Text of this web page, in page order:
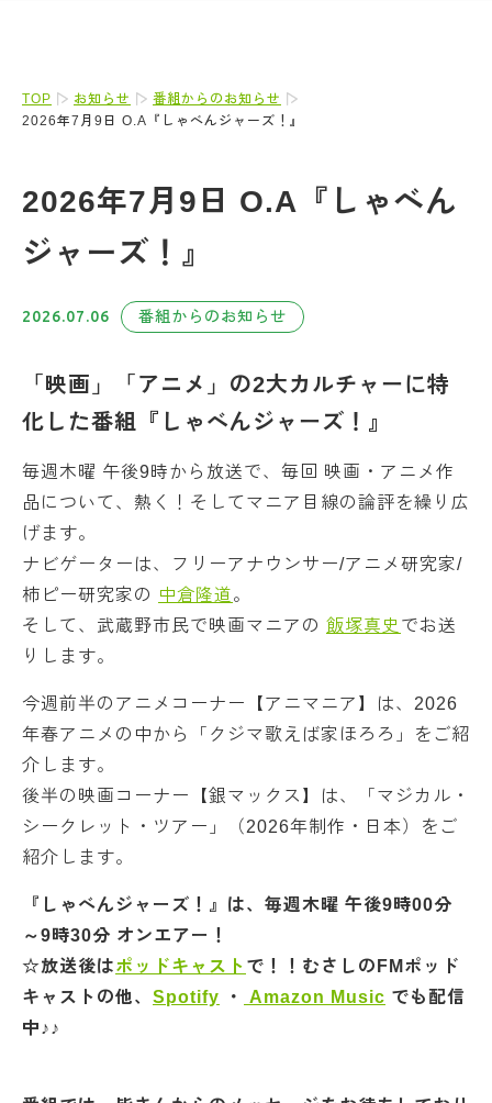
TOP お知らせ
番組からのお知らせ
2026年7月9日 O.A『しゃべんジャーズ！』
2026年7月9日 O.A『しゃべん
ジャーズ！』
2026.07.06 番組からのお知らせ
「映画」「アニメ」の2大カルチャーに特
化した番組『しゃべんジャーズ！』
毎週木曜 午後9時から放送で、毎回 映画・アニメ作
品について、熱く！そしてマニア目線の論評を繰り広
げます。
ナビゲーターは、フリーアナウンサー/アニメ研究家/
柿ピー研究家の 中倉隆道。
そして、武蔵野市民で映画マニアの 飯塚真史 でお送
りします。
今週前半のアニメコーナー【アニマニア】は、2026
年春アニメの中から「クジマ歌えば家ほろろ」をご紹
介します。
後半の映画コーナー【銀マックス】は、「マジカル・
シークレット・ツアー」（2026年制作・日本）をご
紹介します。
『しゃべんジャーズ！』は、毎週木曜 午後9時00分
～9時30分 オンエアー！
☆放送後はポッドキャスト で！！むさしのFMポッド
キャストの他、 Spotify ・ Amazon Music でも配信
中♪♪